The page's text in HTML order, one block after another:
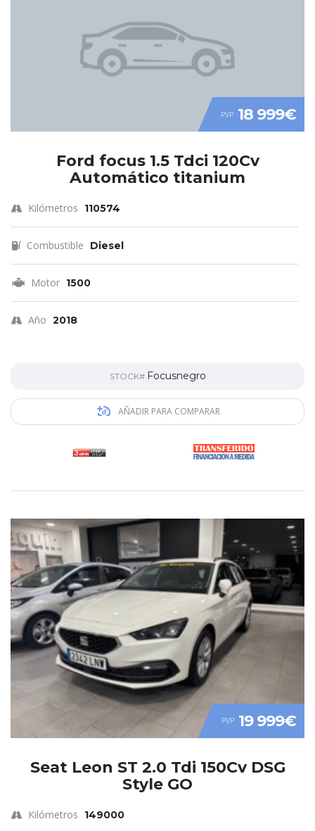
PVP 18 999€
Ford focus 1.5 Tdci 120Cv
Automático titanium
Kilómetros 110574
Combustible Diesel
Motor 1500
Año 2018
STOCK# Focusnegro
AÑADIR PARA COMPARAR
PVP 19 999€
Seat Leon ST 2.0 Tdi 150Cv DSG
Style GO
Kilómetros 149000